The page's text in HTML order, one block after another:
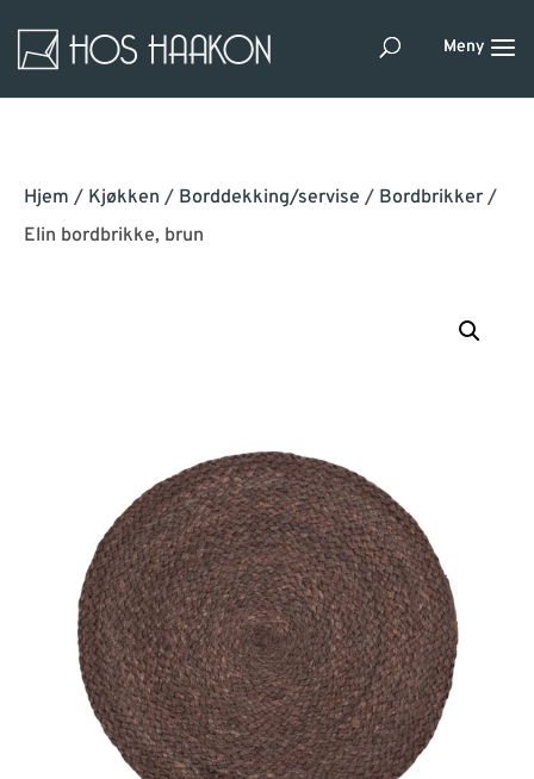
Hjem / Kjøkken / Borddekking/servise / Bordbrikker /
Elin bordbrikke, brun